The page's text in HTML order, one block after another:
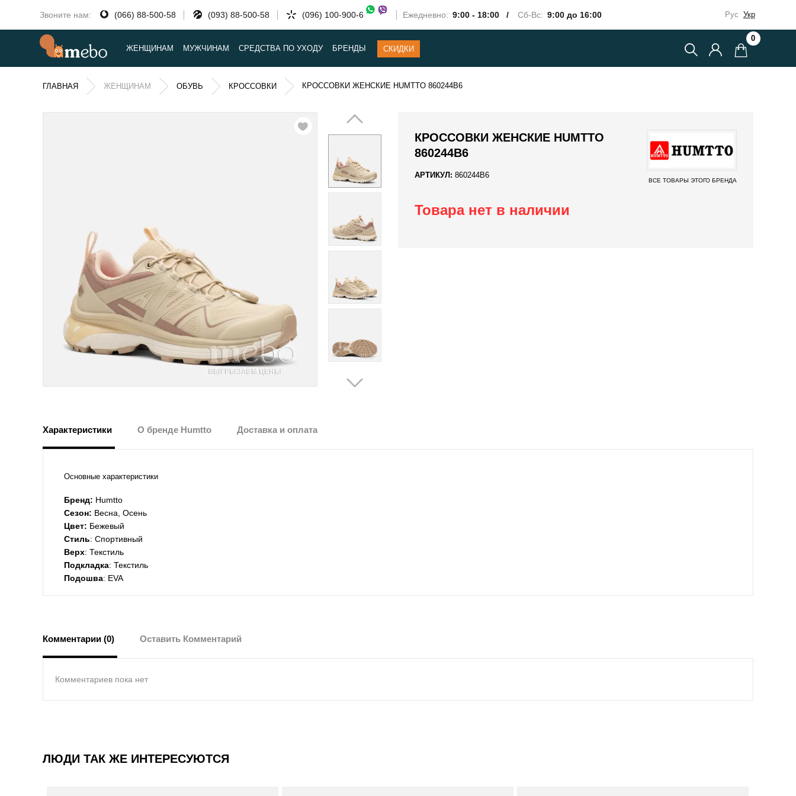
Звоните нам: (066) 88-500-58 (093) 88-500-58 (096) 100-900-6 Ежедневно: 9:00 - 18:00 / Сб-Вс: 9:00 до 16:00 Рус Укр
ЖЕНЩИНАМ МУЖЧИНАМ СРЕДСТВА ПО УХОДУ БРЕНДЫ СКИДКИ
0
ГЛАВНАЯ ЖЕНЩИНАМ ОБУВЬ КРОССОВКИ КРОССОВКИ ЖЕНСКИЕ HUMTTO 860244B6
КРОССОВКИ ЖЕНСКИЕ HUMTTO
860244B6
АРТИКУЛ: 860244B6
ВСЕ ТОВАРЫ ЭТОГО БРЕНДА
Товара нет в наличии
Характеристики О бренде Humtto Доставка и оплата
Основные характеристики
Бренд: Humtto
Сезон: Весна, Осень
Цвет: Бежевый
Стиль: Спортивный
Верх: Текстиль
Подкладка: Текстиль
Подошва: EVA
Комментарии (0) Оставить Комментарий
Комментариев пока нет
ЛЮДИ ТАК ЖЕ ИНТЕРЕСУЮТСЯ